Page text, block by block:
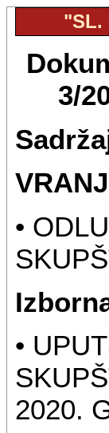
"SL.
3/
•
•
2020.